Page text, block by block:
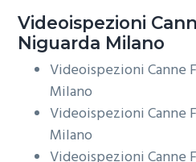
Videoispezioni
Niguarda Milano
Videoispezioni Canne
Milano
Videoispezioni Canne
Milano